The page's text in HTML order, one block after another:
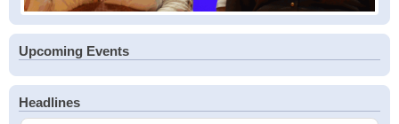
Upcoming Events
Headlines